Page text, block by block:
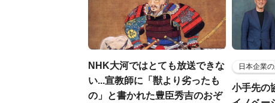
NHK大河ではとても放送できな
い...宣教師に「獣より劣ったも
の」と書かれた豊臣秀吉のおぞ
日本企業
小手先の